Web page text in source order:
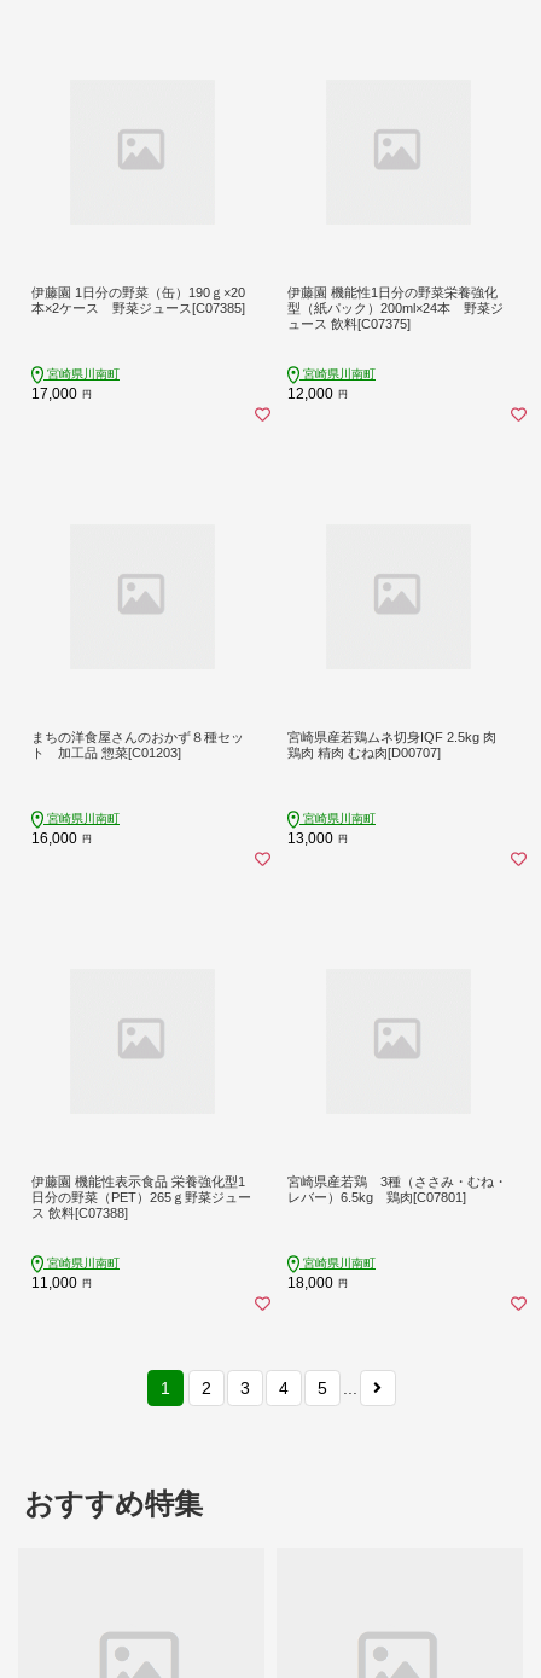
伊藤園 1日分の野菜（缶）190ｇ×20
本×2ケース 野菜ジュース[C07385]
宮崎県川南町
17,000 円
伊藤園 機能性1日分の野菜栄養強化
型（紙パック）200ml×24本 野菜ジ
ュース 飲料[C07375]
宮崎県川南町
12,000 円
まちの洋食屋さんのおかず８種セッ
ト 加工品 惣菜[C01203]
宮崎県川南町
16,000 円
宮崎県産若鶏ムネ切身IQF 2.5kg 肉
鶏肉 精肉 むね肉[D00707]
宮崎県川南町
13,000 円
伊藤園 機能性表示食品 栄養強化型1
日分の野菜（PET）265ｇ野菜ジュー
ス 飲料[C07388]
宮崎県川南町
11,000 円
宮崎県産若鶏 3種（ささみ・むね・
レバー）6.5kg 鶏肉[C07801]
宮崎県川南町
18,000 円
1 2 3 4 5
おすすめ特集